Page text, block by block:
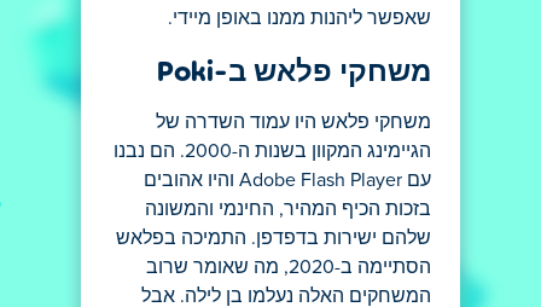
שאפשר ליהנות ממנו באופן מיידי.
משחקי פלאש ב-Poki
משחקי פלאש היו עמוד השדרה של
הגיימינג המקוון בשנות ה-2000. הם נבנו
עם Adobe Flash Player והיו אהובים
בזכות הכיף המהיר, החינמי והמשונה
שלהם ישירות בדפדפן. התמיכה בפלאש
הסתיימה ב-2020, מה שאומר שרוב
המשחקים האלה נעלמו בן לילה. אבל